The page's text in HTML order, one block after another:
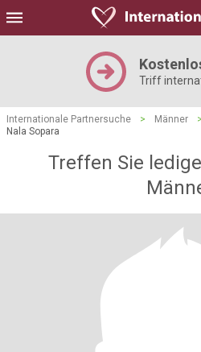
Triff
Internationale Partnersuche > Männer >
Nala Sopara
Treffen Sie